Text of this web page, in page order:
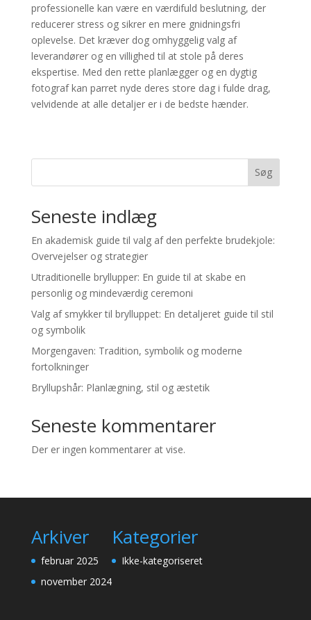
professionelle kan være en værdifuld beslutning, der
reducerer stress og sikrer en mere gnidningsfri
oplevelse. Det kræver dog omhyggelig valg af
leverandører og en villighed til at stole på deres
ekspertise. Med den rette planlægger og en dygtig
fotograf kan parret nyde deres store dag i fulde drag,
velvidende at alle detaljer er i de bedste hænder.
Søg
Seneste indlæg
En akademisk guide til valg af den perfekte brudekjole:
Overvejelser og strategier
Utraditionelle bryllupper: En guide til at skabe en
personlig og mindeværdig ceremoni
Valg af smykker til brylluppet: En detaljeret guide til stil
og symbolik
Morgengaven: Tradition, symbolik og moderne
fortolkninger
Bryllupshår: Planlægning, stil og æstetik
Seneste kommentarer
Der er ingen kommentarer at vise.
Arkiver
februar 2025
november 2024
Kategorier
Ikke-kategoriseret